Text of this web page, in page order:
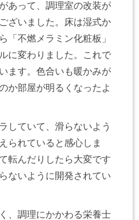
あって、調理室の改装が
ざいました。床は湿式か
「不燃メラミン化粧板」
に変わりました。これで
ます。色合いも暖かみが
か部屋が明るくなったよ
していて、滑らないよう
られていると感心しま
転んだりしたら大変です
ないように開発されてい
、調理にかかわる栄養士